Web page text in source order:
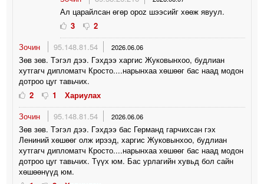
Ал царайлсан өгөр ороz шээсийг хөөж явуул.
3
2
Зочин
95.148.81.54 2026.06.06
Зөв зөв. Тэгэл дээ. Гэхдээ харгис Жуковынхоо, будлиан
хутгагч дипломатч Кросто....нарынхаа хөшөөг бас наад модон
дотроо цуг тавьчих.
2
1
Хариулах
Зочин
95.148.81.54 2026.06.06
Зөв зөв. Тэгэл дээ. Гэхдээ бас Германд гарчихсан гэх
Лениний хөшөөг олж ирээд, харгис Жуковынхоо, будлиан
хутгагч дипломатч Кросто....нарынхаа хөшөөг бас наад модон
дотроо цуг тавьчих. Түүх юм. Бас урлагийн хувьд бол сайн
хөшөөнүүд юм.